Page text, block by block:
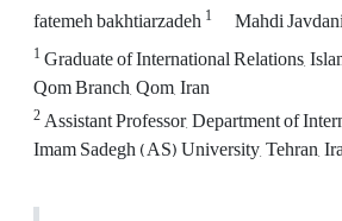
fatemeh bakhtiarzadeh1 Mahdi
1Graduate of International Relations,
Qom Branch, Qom, Iran
2Assistant Professor, Department of
Imam Sadegh (AS) University, Tehran,